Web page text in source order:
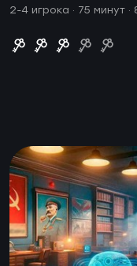
2-4 игрока · 75 минут ·